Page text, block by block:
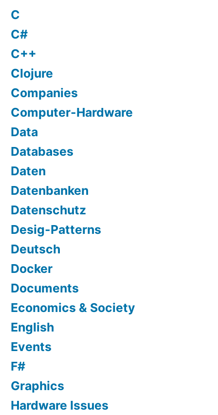
C
C#
C++
Clojure
Companies
Computer-Hardware
Data
Databases
Daten
Datenbanken
Datenschutz
Desig-Patterns
Deutsch
Docker
Documents
Economics & Society
English
Events
F#
Graphics
Hardware Issues